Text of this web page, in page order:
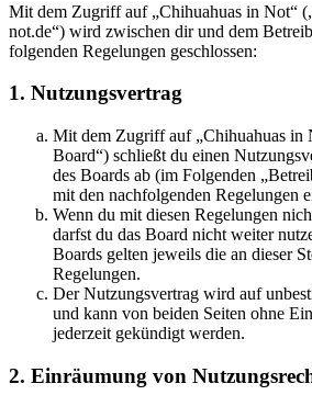
Mit dem Zugriff auf „Chihuahuas in Not“
not.de“) wird zwischen dir und dem
folgenden Regelungen geschlossen:
1. Nutzungsvertrag
Mit dem Zugriff auf „Chihuahuas in
Board“) schließt du einen
des Boards ab (im Folgenden
mit den nachfolgenden Regelungen
Wenn du mit diesen Regelungen
darfst du das Board nicht weiter
Boards gelten jeweils die an dieser
Regelungen.
Der Nutzungsvertrag wird auf
und kann von beiden Seiten ohne
jederzeit gekündigt werden.
2. Einräumung von